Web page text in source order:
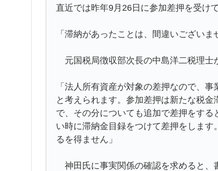
直近では昨年9月26日に参加差押を受け
「滞納があったことは、間違いございま
元国税局徴収部次長の中島洋二税理士
「法人所有資産が対象の差押なので、
と考えられます。参加差押は新たな税
で、その分についても追加で差押をす
い時に滞納金目録をつけて差押をしま
るを得ません」
神田氏に事実関係の確認を求めると、